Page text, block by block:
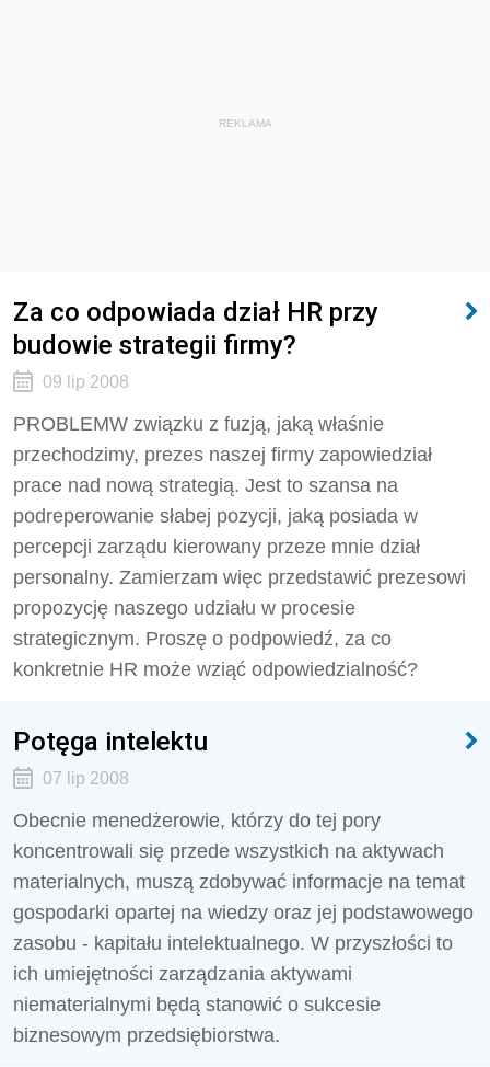
REKLAMA
Za co odpowiada dział HR przy
budowie strategii firmy?
09 lip 2008
PROBLEMW związku z fuzją, jaką właśnie
przechodzimy, prezes naszej firmy zapowiedział
prace nad nową strategią. Jest to szansa na
podreperowanie słabej pozycji, jaką posiada w
percepcji zarządu kierowany przeze mnie dział
personalny. Zamierzam więc przedstawić prezesowi
propozycję naszego udziału w procesie
strategicznym. Proszę o podpowiedź, za co
konkretnie HR może wziąć odpowiedzialność?
Potęga intelektu
07 lip 2008
Obecnie menedżerowie, którzy do tej pory
koncentrowali się przede wszystkich na aktywach
materialnych, muszą zdobywać informacje na temat
gospodarki opartej na wiedzy oraz jej podstawowego
zasobu - kapitału intelektualnego. W przyszłości to
ich umiejętności zarządzania aktywami
niematerialnymi będą stanowić o sukcesie
biznesowym przedsiębiorstwa.